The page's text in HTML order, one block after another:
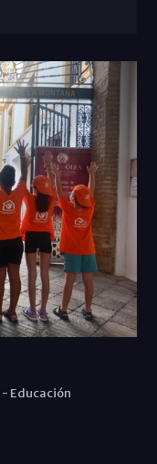
- Educación